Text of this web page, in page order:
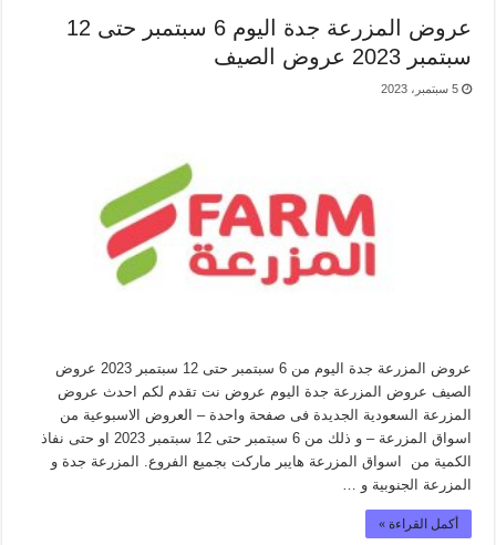
عروض المزرعة جدة اليوم 6 سبتمبر حتى 12
سبتمبر 2023 عروض الصيف
5 سبتمبر، 2023
عروض المزرعة جدة اليوم من 6 سبتمبر حتى 12 سبتمبر 2023 عروض
الصيف عروض المزرعة جدة اليوم عروض نت تقدم لكم احدث عروض
المزرعة السعودية الجديدة فى صفحة واحدة – العروض الاسبوعية من
اسواق المزرعة – و ذلك من 6 سبتمبر حتى 12 سبتمبر 2023 او حتى نفاذ
الكمية من اسواق المزرعة هايبر ماركت بجميع الفروع. المزرعة جدة و
المزرعة الجنوبية و …
أكمل القراءة »